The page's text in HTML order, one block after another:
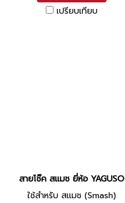
เปรียบเทียบ
สายโช๊ค สแมช ยี่ห้อ YAGUSO
ใช้สำหรับ สแมช (Smash)